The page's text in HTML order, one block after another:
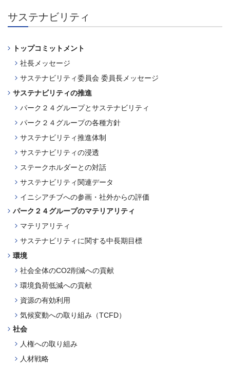
サステナビリティ
トップコミットメント
社長メッセージ
サステナビリティ委員会 委員長メッセージ
サステナビリティの推進
パーク２４グループとサステナビリティ
パーク２４グループの各種方針
サステナビリティ推進体制
サステナビリティの浸透
​ステークホルダーとの対話
​サステナビリティ関連データ
​イニシアチブへの参画・社外からの評価​
パーク２４グループのマテリアリティ
マテリアリティ
サステナビリティに関する中長期目標
環境
社会全体のCO2削減への貢献
環境負荷低減への貢献
資源の有効利用
気候変動への取り組み（TCFD）
社会
人権への取り組み
人材戦略